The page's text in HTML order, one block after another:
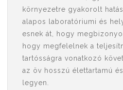
környezetre gyakorolt
alapos laboratóriumi és
esnek át, hogy
hogy megfelelnek a
tartósságra vonatkozó
az öv hosszú élettartamú
legyen.